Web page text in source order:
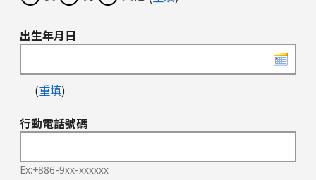
出生年月日
(重填)
行動電話號碼
Ex:+886-9xx-xxxxxx